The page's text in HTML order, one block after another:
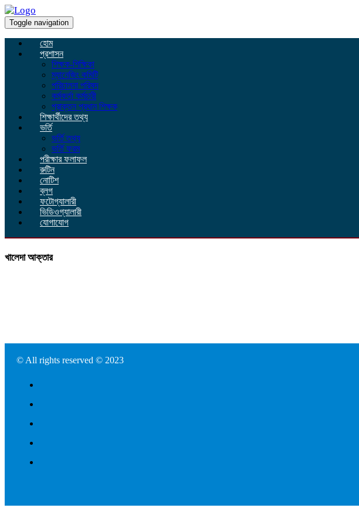
Toggle navigation
হোম
প্রশাসন
শিক্ষক-শিক্ষিকা
ম্যানেজিং কমিটি
পরিচালনা পরিষদ
কর্মকর্তা কর্মচারী
প্রাক্তন প্রধান শিক্ষক
শিক্ষার্থীদের তথ্য
ভর্তি
ভর্তি তথ্য
ভর্তি ফরম
পরীক্ষার ফলাফল
রুটিন
নোটিশ
ব্লগ
ফটোগ্যালারী
ভিডিওগ্যালারী
যোগাযোগ
খালেদা আক্তার
© All rights reserved © 2023